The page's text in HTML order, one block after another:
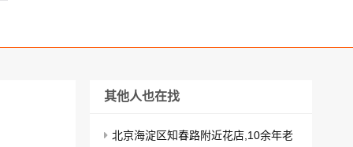
其他人也在找
北京海淀区知春路附近花店,10余年老